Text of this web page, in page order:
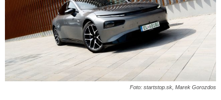
Foto: startstop.sk, Marek Gorozdos